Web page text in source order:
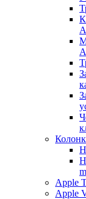
Apple
Apple